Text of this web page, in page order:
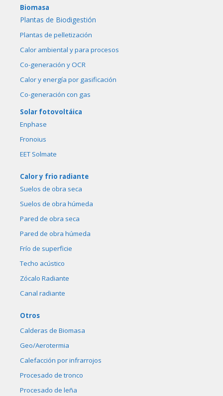
Biomasa
Plantas de Biodigestión
Plantas de pelletización
Calor ambiental y para procesos
Co-generación y OCR
Calor y energía por gasificación
Co-generación con gas
Solar fotovoltáica
Enphase
Fronoius
EET Solmate
Calor y frio radiante
Suelos de obra seca
Suelos de obra húmeda
Pared de obra seca
Pared de obra húmeda
Frío de superficie
Techo acústico
Zócalo Radiante
Canal radiante
Otros
Calderas de Biomasa
Geo/Aerotermia
Calefacción por infrarrojos
Procesado de tronco
Procesado de leña